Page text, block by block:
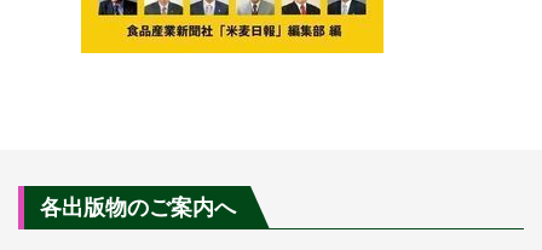
各出版物のご案内へ